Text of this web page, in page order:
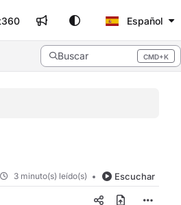
Español
Buscar CMD+K
Press CMD+K to open search
3 minuto(s) leído(s) Escuchar